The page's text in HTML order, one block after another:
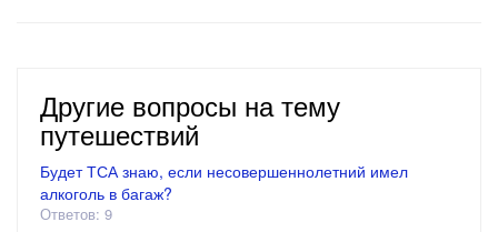
Другие вопросы на тему
путешествий
Будет ТСА знаю, если несовершеннолетний имел
алкоголь в багаж?
Ответов: 9